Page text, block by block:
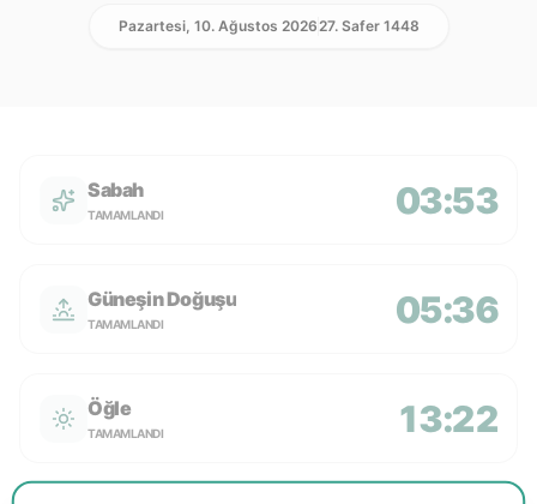
Pazartesi, 10. Ağustos 202627. Safer 1448
Sabah
TAMAMLANDI 03:53
Güneşin Doğuşu
TAMAMLANDI 05:36
Öğle
TAMAMLANDI 13:22